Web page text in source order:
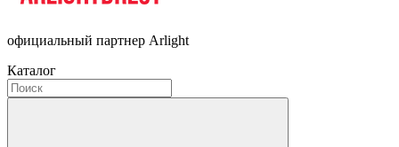
официальный партнер Arlight
Каталог